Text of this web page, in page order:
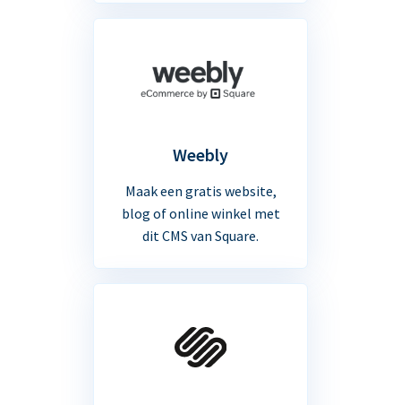
Weebly
Maak een gratis website,
blog of online winkel met
dit CMS van Square.